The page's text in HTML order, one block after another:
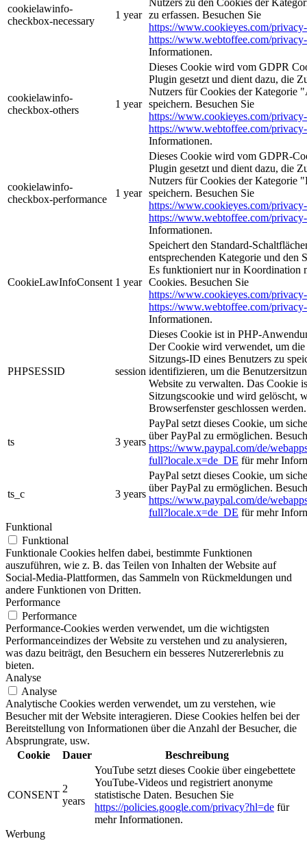
cookielawinfo-
checkbox-necessary
1 year
Nutzers zu den Cookies der
zu erfassen. Besuchen Sie
https://www.cookieyes.com/
https://www.webtoffee.com/
Informationen.
cookielawinfo-
checkbox-others
1 year
Dieses Cookie wird vom GDPR
Plugin gesetzt und dient dazu, die
Nutzers für Cookies der Kategorie
speichern. Besuchen Sie
https://www.cookieyes.com/
https://www.webtoffee.com/
Informationen.
cookielawinfo-
checkbox-performance
1 year
Dieses Cookie wird vom GDPR-
Plugin gesetzt und dient dazu, die
Nutzers für Cookies der Kategorie
speichern. Besuchen Sie
https://www.cookieyes.com/
https://www.webtoffee.com/
Informationen.
CookieLawInfoConsent 1 year
Speichert den Standard-
entsprechenden Kategorie und den
Es funktioniert nur in Koordination
Cookies. Besuchen Sie
https://www.cookieyes.com/
https://www.webtoffee.com/
Informationen.
PHPSESSID session
Dieses Cookie ist in PHP-
Der Cookie wird verwendet, um die
Sitzungs-ID eines Benutzers zu
identifizieren, um die
Website zu verwalten. Das Cookie
Sitzungscookie und wird gelöscht,
Browserfenster geschlossen werden.
ts 3 years
PayPal setzt dieses Cookie, um
über PayPal zu ermöglichen.
https://www.paypal.com/de/
full?locale.x=de_DE für mehr
ts_c 3 years
PayPal setzt dieses Cookie, um
über PayPal zu ermöglichen.
https://www.paypal.com/de/
full?locale.x=de_DE für mehr
Funktional
Funktional
Funktionale Cookies helfen dabei, bestimmte Funktionen
auszuführen, wie z. B. das Teilen von Inhalten der Website auf
Social-Media-Plattformen, das Sammeln von Rückmeldungen und
andere Funktionen von Dritten.
Performance
Performance
Performance-Cookies werden verwendet, um die wichtigsten
Performanceindizes der Website zu verstehen und zu analysieren,
was dazu beiträgt, den Besuchern ein besseres Nutzererlebnis zu
bieten.
Analyse
Analyse
Analytische Cookies werden verwendet, um zu verstehen, wie
Besucher mit der Website interagieren. Diese Cookies helfen bei der
Bereitstellung von Informationen über die Anzahl der Besucher, die
Absprungrate, usw.
Cookie
Dauer Beschreibung
CONSENT
2
years
YouTube setzt dieses Cookie über eingebettete
YouTube-Videos und registriert anonyme
statistische Daten. Besuchen Sie
https://policies.google.com/privacy?hl=de für
mehr Informationen.
Werbung